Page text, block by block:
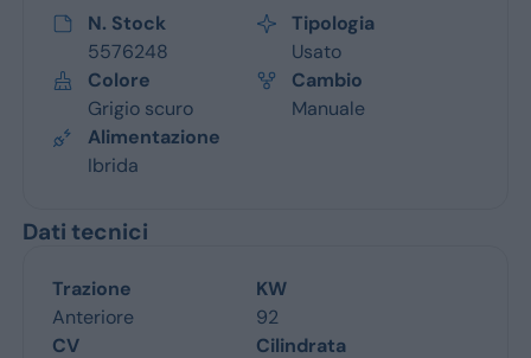
N. Stock
5576248
Tipologia
Usato
Colore
Grigio scuro
Cambio
Manuale
Alimentazione
Ibrida
Dati tecnici
Trazione
Anteriore
KW
92
CV
Cilindrata